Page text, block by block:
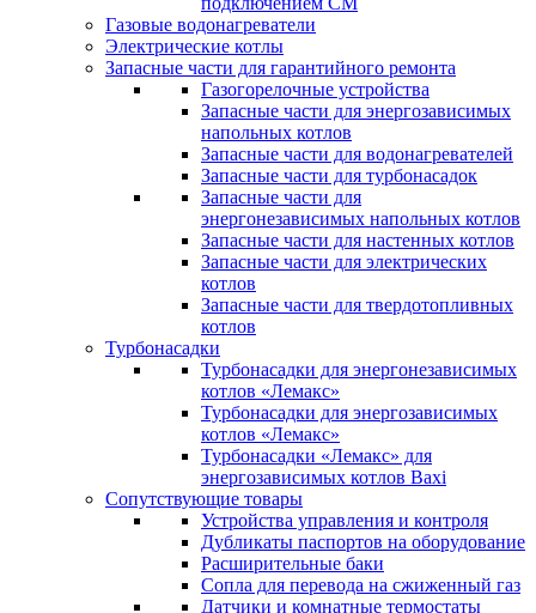
Газовые водонагреватели
Электрические котлы
Запасные части для гарантийного ремонта
Газогорелочные устройства
Запасные части для энергозависимых
напольных котлов
Запасные части для водонагревателей
Запасные части для турбонасадок
Запасные части для
энергонезависимых напольных котлов
Запасные части для настенных котлов
Запасные части для электрических
котлов
Запасные части для твердотопливных
котлов
Турбонасадки
Турбонасадки для энергонезависимых
котлов «Лемакс»
Турбонасадки для энергозависимых
котлов «Лемакс»
Турбонасадки «Лемакс» для
энергозависимых котлов Baxi
Сопутствующие товары
Устройства управления и контроля
Дубликаты паспортов на оборудование
Расширительные баки
Сопла для перевода на сжиженный газ
Датчики и комнатные термостаты